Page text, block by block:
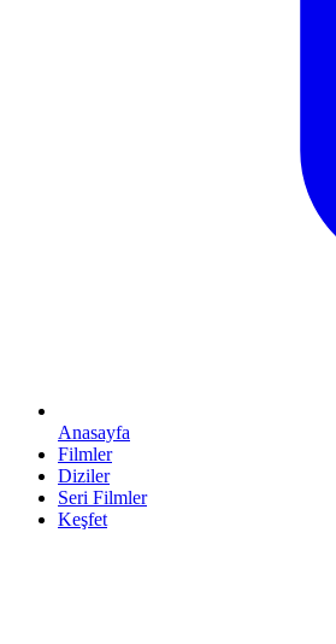
Anasayfa
Filmler
Diziler
Seri Filmler
Keşfet